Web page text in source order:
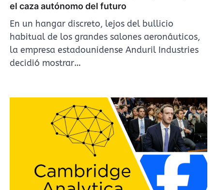
el caza autónomo del futuro
En un hangar discreto, lejos del bullicio
habitual de los grandes salones aeronáuticos,
la empresa estadounidense Anduril Industries
decidió mostrar…